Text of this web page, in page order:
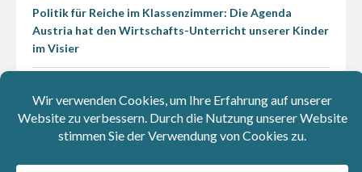
Politik für Reiche im Klassenzimmer: Die Agenda
Austria hat den Wirtschafts-Unterricht unserer Kinder
im Visier
Cartoons